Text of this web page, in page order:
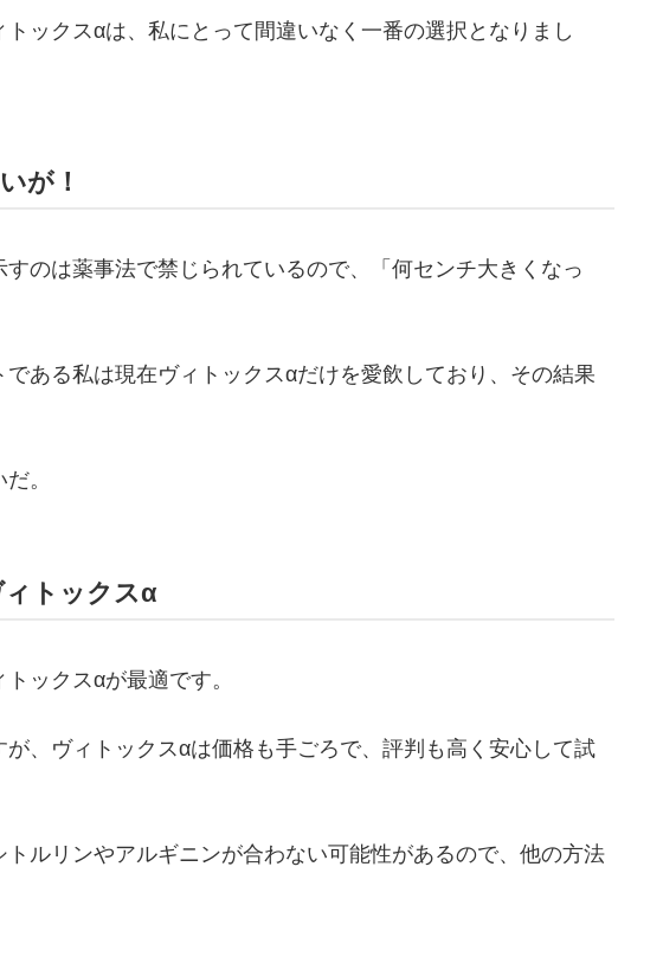
ックスαは、私にとって間違いなく一番の選択となりまし
が！
のは薬事法で禁じられているので、「何センチ大きくなっ
ある私は現在ヴィトックスαだけを愛飲しており、その結果
。
トックスα
ックスαが最適です。
、ヴィトックスαは価格も手ごろで、評判も高く安心して試
ルリンやアルギニンが合わない可能性があるので、他の方法